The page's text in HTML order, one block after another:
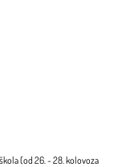
(od 26. - 28. kolovoza